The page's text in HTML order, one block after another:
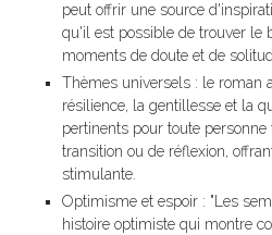
peut offrir une source
qu'il est possible de trouver le
moments de doute et de
Thèmes universels : le roman
résilience, la gentillesse et la
pertinents pour toute
transition ou de réflexion,
stimulante.
Optimisme et espoir : "Les
histoire optimiste qui montre